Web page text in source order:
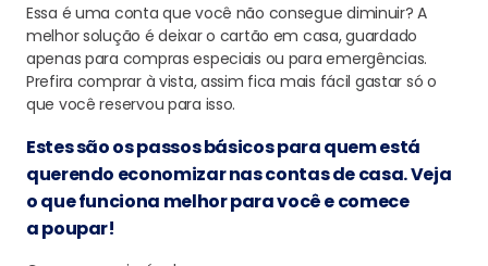
Essa é uma conta que você não consegue diminuir? A
melhor solução é deixar o cartão em casa, guardado
apenaspara compras especiais ou para emergências.
Prefira comprarà vista, assim fica mais fácil gastar só o
que você reservou para isso.
Estes são os passos básicos para quem está
querendo economizar nas contas de casa. Veja
o que funciona melhor para você e comece
a poupar!